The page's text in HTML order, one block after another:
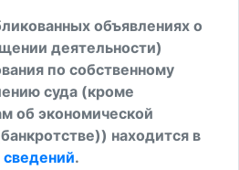
объявлениях о
деятельности)
по собственному
суда (кроме
об экономической
находится в
.